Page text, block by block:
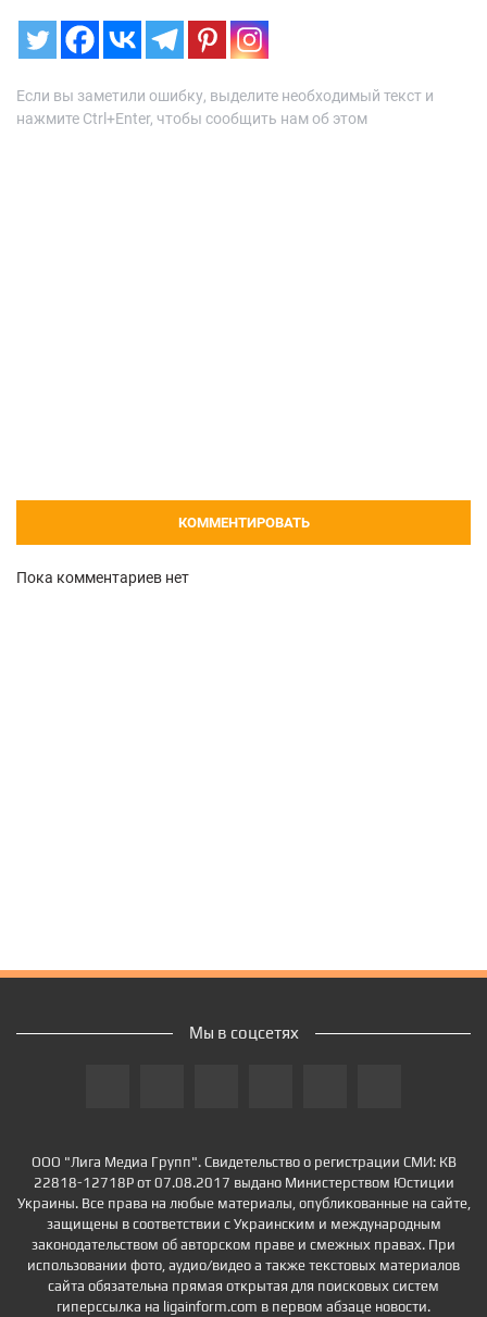
Если вы заметили ошибку, выделите необходимый текст и
нажмите Ctrl+Enter, чтобы сообщить нам об этом
КОММЕНТИРОВАТЬ
Пока комментариев нет
ООО "Лига Медиа Групп". Свидетельство о регистрации СМИ: КВ
22818-12718Р от 07.08.2017 выдано Министерством Юстиции
Украины. Все права на любые материалы, опубликованные на сайте,
защищены в соответствии с Украинским и международным
законодательством об авторском праве и смежных правах. При
использовании фото, аудио/видео а также текстовых материалов
сайта обязательна прямая открытая для поисковых систем
гиперссылка на ligainform.com в первом абзаце новости.
Мы в соцсетях